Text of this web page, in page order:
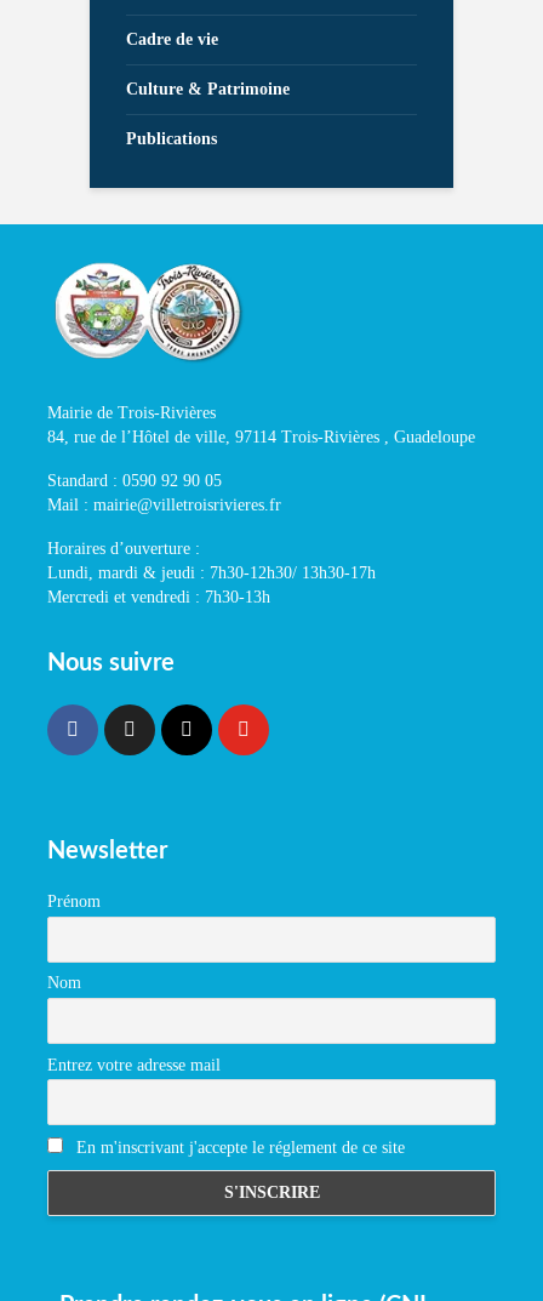
Cadre de vie
Culture & Patrimoine
Publications
Mairie de Trois-Rivières
84, rue de l’Hôtel de ville, 97114 Trois-Rivières , Guadeloupe
Standard : 0590 92 90 05
Mail : mairie@villetroisrivieres.fr
Horaires d’ouverture :
Lundi, mardi & jeudi : 7h30-12h30/ 13h30-17h
Mercredi et vendredi : 7h30-13h
Nous suivre
Newsletter
Prénom
Nom
Entrez votre adresse mail
En m'inscrivant j'accepte le réglement de ce site